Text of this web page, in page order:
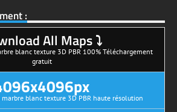
:
All Maps ⤵
blanc texture 3D PBR 100% Téléchargement
gratuit
blanc texture 3D PBR haute résolution